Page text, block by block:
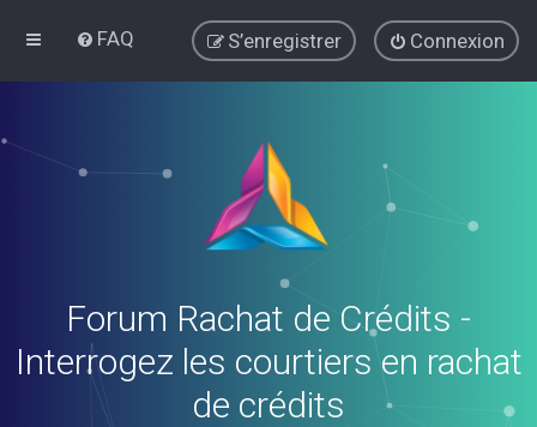
FAQ Connexion
S’enregistrer
Forum Rachat de Crédits -
Interrogez les courtiers en rachat
de crédits